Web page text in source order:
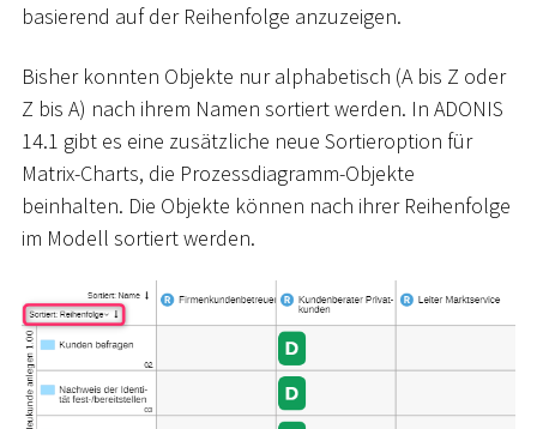
basierend auf der Reihenfolge anzuzeigen.
Bisher konnten Objekte nur alphabetisch (A bis Z oder
Z bis A) nach ihrem Namen sortiert werden. In ADONIS
14.1 gibt es eine zusätzliche neue Sortieroption für
Matrix-Charts, die Prozessdiagramm-Objekte
beinhalten. Die Objekte können nach ihrer Reihenfolge
im Modell sortiert werden.